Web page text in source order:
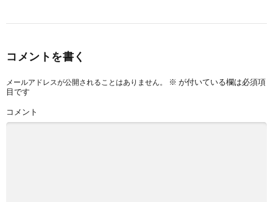
コメントを書く
メールアドレスが公開されることはありません。 ※ が付いている欄は必須項
目です
コメント